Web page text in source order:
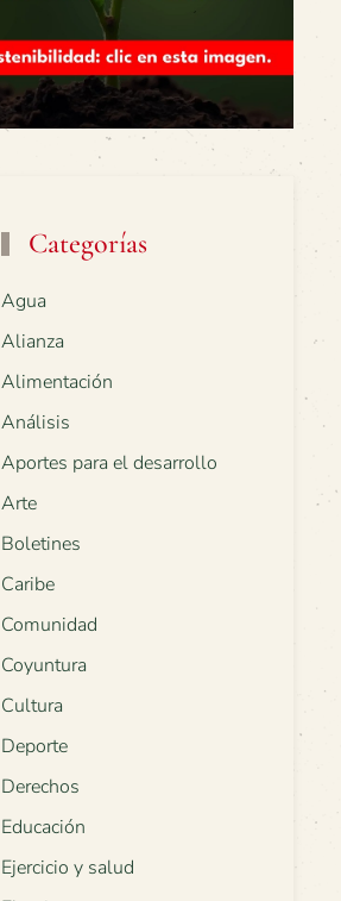
Categorías
Agua
Alianza
Alimentación
Análisis
Aportes para el desarrollo
Arte
Boletines
Caribe
Comunidad
Coyuntura
Cultura
Deporte
Derechos
Educación
Ejercicio y salud